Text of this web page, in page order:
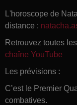
L'horoscope de
distance :
Retrouvez toutes
chaîne YouTube
Les prévisions :
C’est le Premier
combatives.